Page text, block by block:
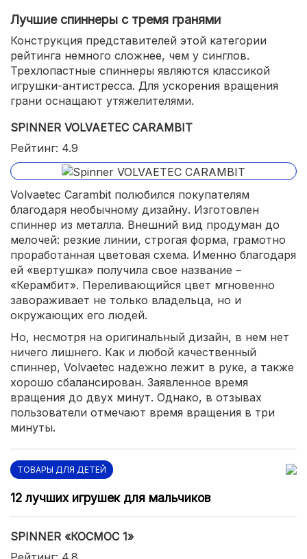
Лучшие спиннеры с тремя гранями
Конструкция представителей этой категории
рейтинга немного сложнее, чем у синглов.
Трехлопастные спиннеры являются классикой
игрушки-антистресса. Для ускорения вращения
грани оснащают утяжелителями.
SPINNER VOLVAETEC CARAMBIT
Рейтинг: 4.9
Volvaetec Carambit полюбился покупателям
благодаря необычному дизайну. Изготовлен
спиннер из металла. Внешний вид продуман до
мелочей: резкие линии, строгая форма, грамотно
проработанная цветовая схема. Именно благодаря
ей «вертушка» получила свое название –
«Керамбит». Переливающийся цвет мгновенно
завораживает не только владельца, но и
окружающих его людей.
Но, несмотря на оригинальный дизайн, в нем нет
ничего лишнего. Как и любой качественный
спиннер, Volvaetec надежно лежит в руке, а также
хорошо сбалансирован. Заявленное время
вращения до двух минут. Однако, в отзывах
пользователи отмечают время вращения в три
минуты.
ТОВАРЫ ДЛЯ ДЕТЕЙ
12 лучших игрушек для мальчиков
SPINNER «КОСМОС 1»